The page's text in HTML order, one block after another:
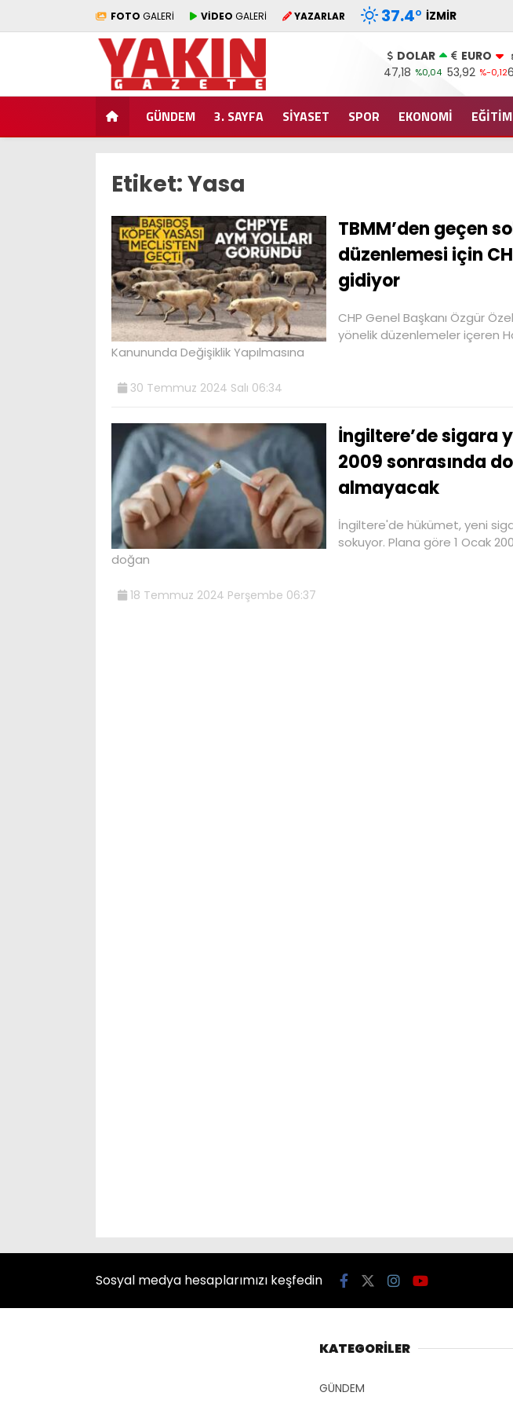
FOTO GALERİ VİDEO GALERİ YAZARLAR 37.4° İZMIR
DOLAR
47,18 %0,04
EURO
53,92 %-0,12
GÜNDEM 3. SAYFA SİYASET SPOR EKONOMİ EĞİTİM
Etiket:Yasa
TBMM’den geçen
düzenlemesi için
gidiyor
CHP Genel Başkanı Özgür
yönelik düzenlemeler içeren
Kanununda Değişiklik Yapılmasına
30 Temmuz 2024 Salı 06:34
İngiltere’de sigara
2009 sonrasında
almayacak
İngiltere'de hükümet, yeni
sokuyor. Plana göre 1 Ocak
doğan
18 Temmuz 2024 Perşembe 06:37
Sosyal medya hesaplarımızı keşfedin
KATEGORİLER
GÜNDEM